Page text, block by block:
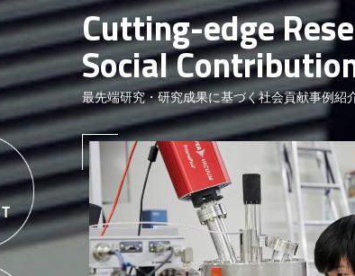
Cutting-edge
Social
最先端研究・研究成果に基づく社会貢献事例紹